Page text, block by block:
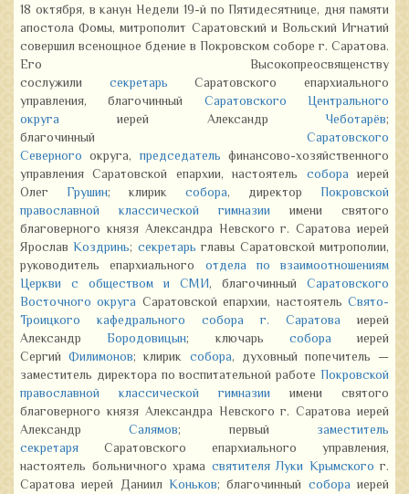
18 октября, в канун Недели 19-й по Пятидесятнице, дня памяти
апостола Фомы, митрополит Саратовский и Вольский Игнатий
совершил всенощное бдение в Покровском соборе г. Саратова.
Его Высокопреосвященству
сослужили секретарь Саратовского епархиального
управления, благочинный Саратовского Центрального
округа иерей Александр Чеботарёв;
благочинный Саратовского
Северного округа, председатель финансово-хозяйственного
управления Саратовской епархии, настоятель собора иерей
Олег Грушин; клирик собора, директор Покровской
православной классической гимназии имени святого
благоверного князя Александра Невского г. Саратова иерей
ЯрославКоздринь; секретарь главы Саратовской митрополии,
руководитель епархиального отдела по взаимоотношениям
Церкви с обществом и СМИ, благочинный Саратовского
Восточного округа Саратовской епархии, настоятельСвято-
Троицкого кафедрального собора г. Саратова иерей
АлександрБородовицын; ключарь собора иерей
СергийФилимонов; клирик собора, духовный попечитель —
заместитель директора по воспитательной работе Покровской
православной классической гимназии имени святого
благоверного князя Александра Невского г. Саратова иерей
АлександрСалямов; первый заместитель
секретаря Саратовского епархиального управления,
настоятель больничного храма святителя Луки Крымского г.
Саратова иерей Даниил Коньков; благочинный собора иерей